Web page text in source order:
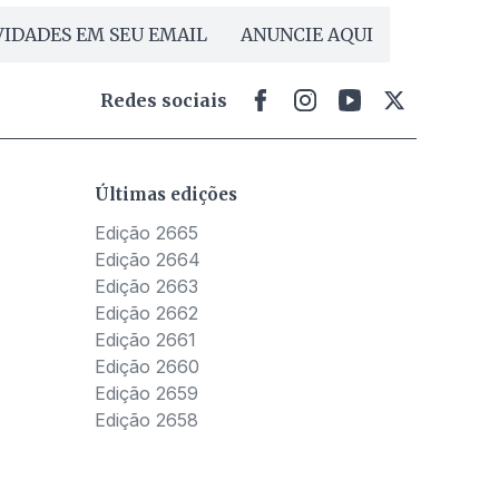
EM SEU EMAIL ANUNCIE AQUI
Redes sociais
Últimas edições
Edição 2665
Edição 2664
Edição 2663
Edição 2662
Edição 2661
Edição 2660
Edição 2659
Edição 2658